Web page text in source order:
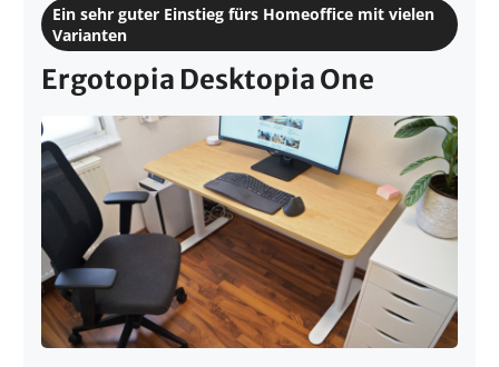
Ein sehr guter Einstieg fürs Homeoffice mit vielen
Varianten
Ergotopia Desktopia One